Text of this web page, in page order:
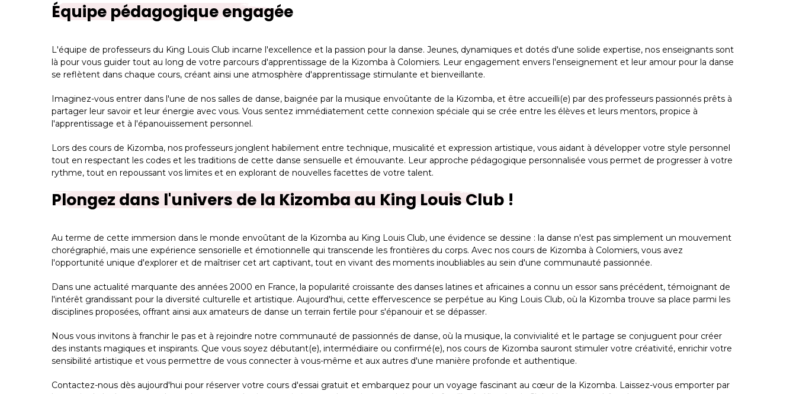
Équipe pédagogique engagée
L'équipe de professeurs du King Louis Club incarne l'excellence et la passion pour la danse. Jeunes, dynamiques et dotés d'une solide expertise, nos enseignants sont
là pour vous guider tout au long de votre parcours d'apprentissage de la Kizomba à Colomiers. Leur engagement envers l'enseignement et leur amour pour la danse
se reflètent dans chaque cours, créant ainsi une atmosphère d'apprentissage stimulante et bienveillante.
Imaginez-vous entrer dans l'une de nos salles de danse, baignée par la musique envoûtante de la Kizomba, et être accueilli(e) par des professeurs passionnés prêts à
partager leur savoir et leur énergie avec vous. Vous sentez immédiatement cette connexion spéciale qui se crée entre les élèves et leurs mentors, propice à
l'apprentissage et à l'épanouissement personnel.
Lors des cours de Kizomba, nos professeurs jonglent habilement entre technique, musicalité et expression artistique, vous aidant à développer votre style personnel
tout en respectant les codes et les traditions de cette danse sensuelle et émouvante. Leur approche pédagogique personnalisée vous permet de progresser à votre
rythme, tout en repoussant vos limites et en explorant de nouvelles facettes de votre talent.
Plongez dans l'univers de la Kizomba au King Louis Club !
Au terme de cette immersion dans le monde envoûtant de la Kizomba au King Louis Club, une évidence se dessine : la danse n'est pas simplement un mouvement
chorégraphié, mais une expérience sensorielle et émotionnelle qui transcende les frontières du corps. Avec nos cours de Kizomba à Colomiers, vous avez
l'opportunité unique d'explorer et de maîtriser cet art captivant, tout en vivant des moments inoubliables au sein d'une communauté passionnée.
Dans une actualité marquante des années 2000 en France, la popularité croissante des danses latines et africaines a connu un essor sans précédent, témoignant de
l'intérêt grandissant pour la diversité culturelle et artistique. Aujourd'hui, cette effervescence se perpétue au King Louis Club, où la Kizomba trouve sa place parmi les
disciplines proposées, offrant ainsi aux amateurs de danse un terrain fertile pour s'épanouir et se dépasser.
Nous vous invitons à franchir le pas et à rejoindre notre communauté de passionnés de danse, où la musique, la convivialité et le partage se conjuguent pour créer
des instants magiques et inspirants. Que vous soyez débutant(e), intermédiaire ou confirmé(e), nos cours de Kizomba sauront stimuler votre créativité, enrichir votre
sensibilité artistique et vous permettre de vous connecter à vous-même et aux autres d'une manière profonde et authentique.
Contactez-nous dès aujourd'hui pour réserver votre cours d'essai gratuit et embarquez pour un voyage fascinant au cœur de la Kizomba. Laissez-vous emporter par